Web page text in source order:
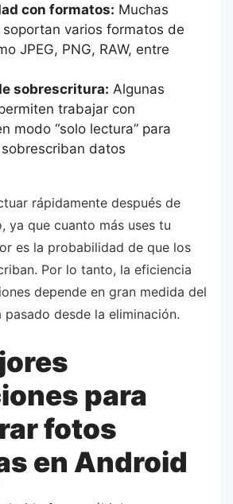
con formatos: Muchas
varios formatos de
JPEG, PNG, RAW, entre
sobrescritura: Algunas
trabajar con
modo “solo lectura” para
datos
rápidamente después de
ya que cuanto más uses tu
es la probabilidad de que los
Por lo tanto, la eficiencia
depende en gran medida del
desde la eliminación.
para
fotos
en Android